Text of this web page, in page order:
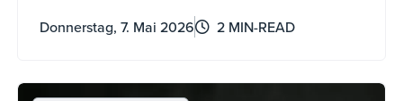
zu führen, zu wachsen und Unsicherheiten
Donnerstag, 7. Mai 2026 2 MIN-READ